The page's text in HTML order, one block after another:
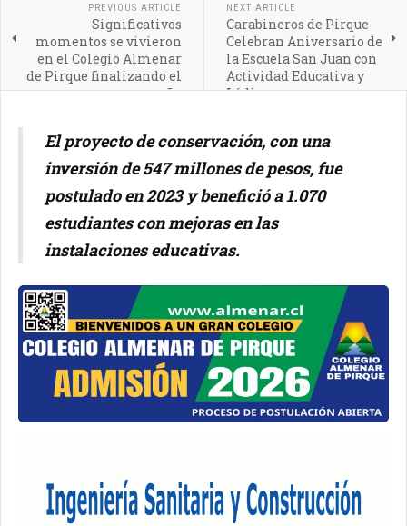
PREVIOUS ARTICLE
Significativos
momentos se vivieron
en el Colegio Almenar
de Pirque finalizando el
año
NEXT ARTICLE
Carabineros de Pirque
Celebran Aniversario de
la Escuela San Juan con
Actividad Educativa y
Lúdica
El proyecto de conservación, con una
inversión de 547 millones de pesos, fue
postulado en 2023 y benefició a 1.070
estudiantes con mejoras en las
instalaciones educativas.